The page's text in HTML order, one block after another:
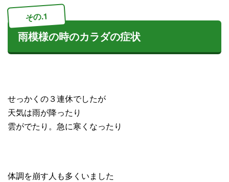
その.1
雨模様の時のカラダの症状
せっかくの３連休でしたが
天気は雨が降ったり
雲がでたり。急に寒くなったり
体調を崩す人も多くいました